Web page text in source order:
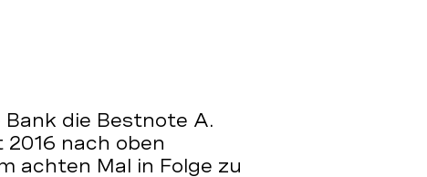
die Bestnote A.
nach oben
achten Mal in Folge zu